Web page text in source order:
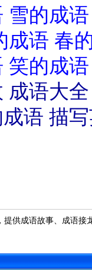
雪的成语
成语 春
笑的成语
成语大全
语 描
提供成语故事、成语接